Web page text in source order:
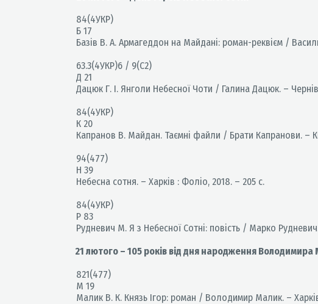
84(4УКР)
Б 17
Базів В. А. Армагеддон на Майдані: роман-реквієм /
63.3(4УКР)6 / 9(С2)
Д 21
Дацюк Г. І. Янголи Небесної Чоти / Галина Дацюк. –
84(4УКР)
К 20
Капранов В. Майдан. Таємні файли / Брати Капранови. –
94(477)
Н 39
Небесна сотня. – Харків : Фоліо, 2018. – 205 с.
84(4УКР)
Р 83
Рудневич М. Я з Небесної Сотні: повість / Марко
21 лютого – 105 років від дня народження
821(477)
М 19
Малик В. К. Князь Ігор: роман / Володимир Малик. –